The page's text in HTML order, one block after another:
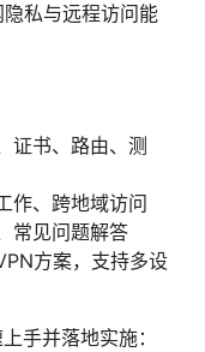
私与远程访问能
证书、路由、测
作、跨地域访问
常见问题解答
方案，支持多设
手并落地实施：